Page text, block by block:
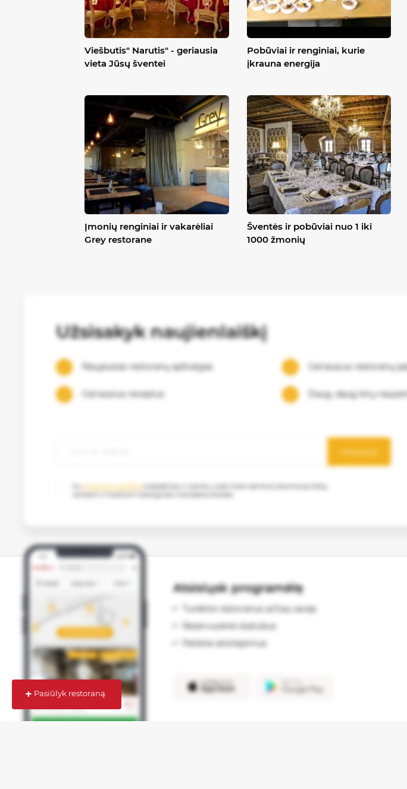
+ Pasiūlyk restoraną
Viešbutis" Narutis" - geriausia
vieta Jūsų šventei
Pobūviai ir renginiai, kurie
įkrauna energija
Įmonių renginiai ir vakarėliai
Grey restorane
Šventės ir pobūviai nuo 1 iki
1000 žmonių
Užsisakyk naujienlaiškį
Naujausias restoranų apžvalgas Geriausius restoranų
Geriausius receptus Daug, daug kitų
Užsisakyti
privatumo politika
Atsisiųsk programėlę
Turėkite restoranus arčiau savęs
Rezervuokite staliukus
Palikite atsiliepimus